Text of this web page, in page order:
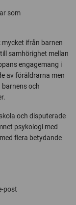
som
ifrån barnen
samhörighet mellan
engagemang i
av föräldrarna men
och
och disputerade
psykologi med
flera betydande
post